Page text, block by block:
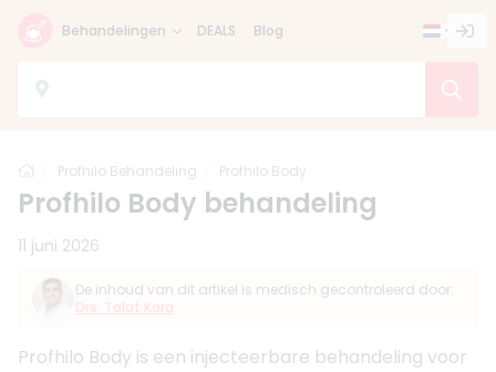
Behandelingen DEALS Blog
Home
Profhilo Behandeling Profhilo Body
Profhilo Body behandeling
11 juni 2026
De inhoud van dit artikel is medisch gecontroleerd door:
Drs. Talat Kara
Profhilo Body is een injecteerbare behandeling voor